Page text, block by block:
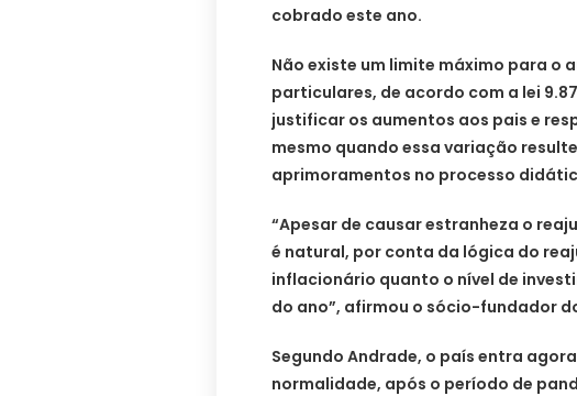
cobrado este ano.
Não existe um limite máximo para o
particulares, de acordo com a lei
justificar os aumentos aos pais e
mesmo quando essa variação
aprimoramentos no processo
“Apesar de causar estranheza o
é natural, por conta da lógica do
inflacionário quanto o nível de
do ano”, afirmou o sócio-fundador
Segundo Andrade, o país entra
normalidade, após o período de